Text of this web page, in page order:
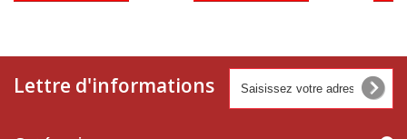
Lettre d'informations